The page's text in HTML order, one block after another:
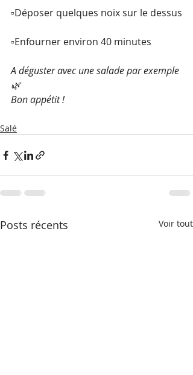
▫️Déposer quelques noix sur le dessus
▫️Enfourner environ 40 minutes
A déguster avec une salade par exemple
🌿
Bon appétit !
Salé
Posts récents Voir tout